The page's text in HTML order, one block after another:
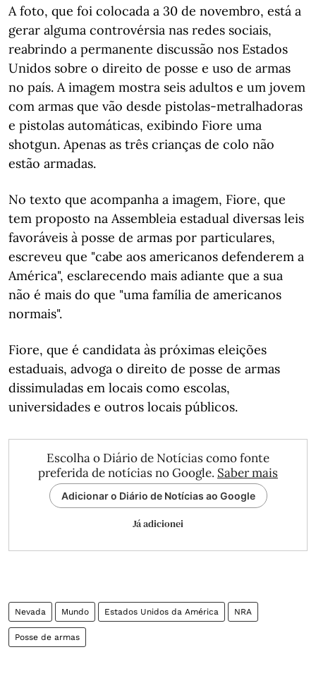
A foto, que foi colocada a 30 de novembro, está a
gerar alguma controvérsia nas redes sociais,
reabrindo a permanente discussão nos Estados
Unidos sobre o direito de posse e uso de armas
no país. A imagem mostra seis adultos e um jovem
com armas que vão desde pistolas-metralhadoras
e pistolas automáticas, exibindo Fiore uma
shotgun. Apenas as três crianças de colo não
estão armadas.
No texto que acompanha a imagem, Fiore, que
tem proposto na Assembleia estadual diversas leis
favoráveis à posse de armas por particulares,
escreveu que "cabe aos americanos defenderem a
América", esclarecendo mais adiante que a sua
não é mais do que "uma família de americanos
normais".
Fiore, que é candidata às próximas eleições
estaduais, advoga o direito de posse de armas
dissimuladas em locais como escolas,
universidades e outros locais públicos.
Escolha o Diário de Notícias como fonte
preferida de notícias no Google. Saber mais
Adicionar o Diário de Notícias ao Google
Já adicionei
Nevada Mundo Estados Unidos da América NRA
Posse de armas